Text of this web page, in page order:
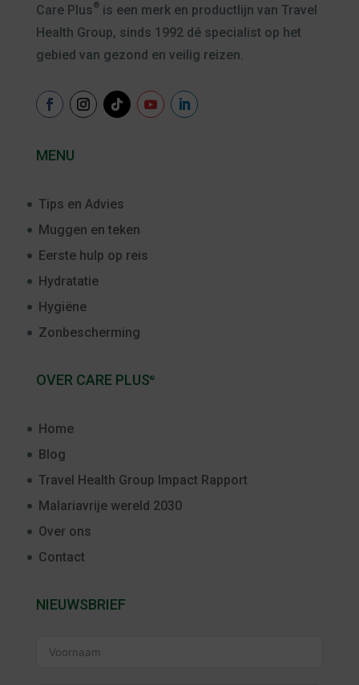
Care Plus®is een merk en productlijn van Travel
Health Group, sinds 1992 dé specialist op het
gebied van gezond en veilig reizen.
MENU
Tips en Advies
Muggen en teken
Eerste hulp op reis
Hydratatie
Hygiëne
Zonbescherming
OVER CARE PLUS®
Home
Blog
Travel Health Group Impact Rapport
Malariavrije wereld 2030
Over ons
Contact
NIEUWSBRIEF